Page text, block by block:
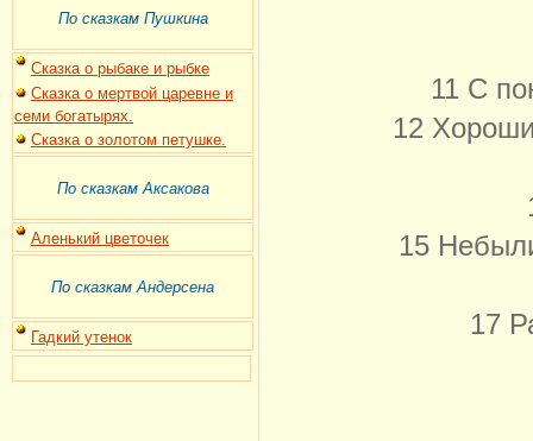
По сказкам Пушкина
Сказка о рыбаке и рыбке
Сказка о мертвой царевне и
семи богатырях.
Сказка о золотом петушке.
По сказкам Аксакова
Аленький цветочек
По сказкам Андерсена
Гадкий утенок
11 С
12
15
17